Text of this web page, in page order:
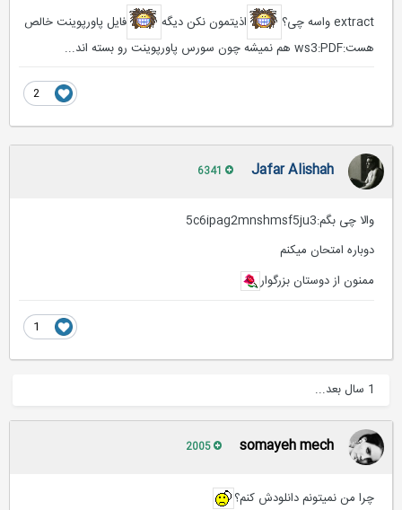
extract واسه چی؟ اذیتمون نکن دیگه
فایل پاورپوینت خالص
هست:ws3:PDF هم نمیشه چون سورس پاورپوینت رو بسته اند...
Jafar Alishah
والا چی بگم:5c6ipag2mnshmsf5ju3
دوباره امتحان میکنم
ممنون از دوستان بزرگوار
somayeh mech
چرا من نميتونم دانلودش كنم؟